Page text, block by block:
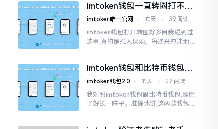
imtoken钱包一直转圈打不开
解决办法分享
imtoken唯一官网 ⋅ 昨天 ⋅ 39 阅读
imtoken钱包打开转圈好多回我碰到过
这事,真的是惹人厌烦。每次兴冲冲地开
大家说法不尽相同
imtoken钱包和比特币钱包，
谁更安全？老玩家来聊聊
imtoken钱包2.0 ⋅ 昨天 ⋅ 57 阅读
我对照imtoken钱包跟比特币钱包,琢磨
了好长一阵子。准确地讲,这两款钱包我